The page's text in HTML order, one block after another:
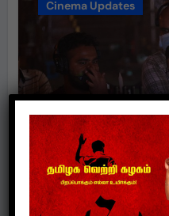
Cinema Updates
கோபம், வஞ்சம்,
போராட்டத்தை
தீர்” பாடல்!